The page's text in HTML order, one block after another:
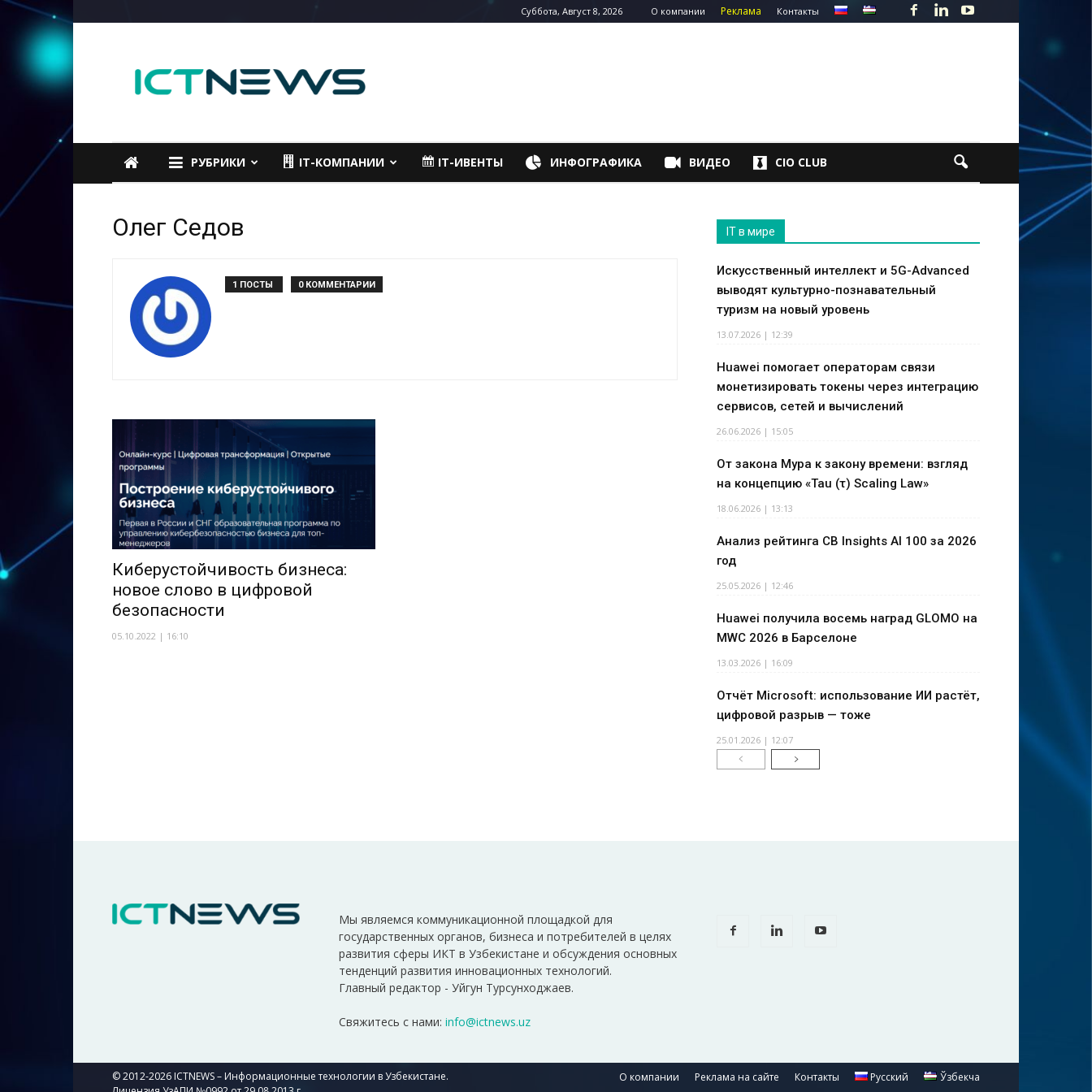
Суббота, Август 8, 2026 О компании Реклама Контакты
РУБРИКИ IT-КОМПАНИИ IT-ИВЕНТЫ ИНФОГРАФИКА ВИДЕО CIO CLUB
Олег Седов
1 ПОСТЫ 0 КОММЕНТАРИИ
Киберустойчивость бизнеса:
новое слово в цифровой
безопасности
05.10.2022 | 16:10
IT в мире
Искусственный интеллект и 5G-Advanced
выводят культурно-познавательный
туризм на новый уровень
13.07.2026 | 12:39
Huawei помогает операторам связи
монетизировать токены через интеграцию
сервисов, сетей и вычислений
26.06.2026 | 15:05
От закона Мура к закону времени: взгляд
на концепцию «Tau (τ) Scaling Law»
18.06.2026 | 13:13
Анализ рейтинга CB Insights AI 100 за 2026
год
25.05.2026 | 12:46
Huawei получила восемь наград GLOMO на
MWC 2026 в Барселоне
13.03.2026 | 16:09
Отчёт Microsoft: использование ИИ растёт,
цифровой разрыв — тоже
25.01.2026 | 12:07
Мы являемся коммуникационной площадкой для
государственных органов, бизнеса и потребителей в целях
развития сферы ИКТ в Узбекистане и обсуждения основных
тенденций развития инновационных технологий.
Главный редактор - Уйгун Турсунходжаев.
Свяжитесь с нами: info@ictnews.uz
О компании Реклама на сайте Контакты Русский Ўзбекча
© 2012-2026 ICTNEWS – Информационные технологии в Узбекистане.